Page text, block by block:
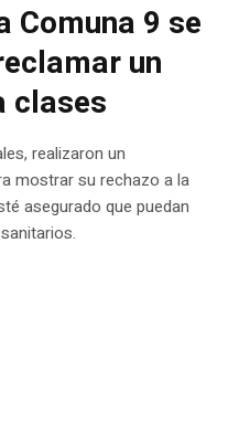
Comuna 9 se
un
clases
realizaron un
mostrar su rechazo a la
asegurado que puedan